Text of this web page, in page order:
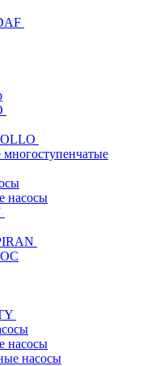
насосы
насосы
насосы